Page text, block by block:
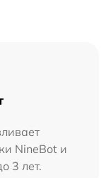
NineBot и
3 лет.